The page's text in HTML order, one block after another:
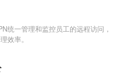
统一管理和监控员工的远程访问，
效率。